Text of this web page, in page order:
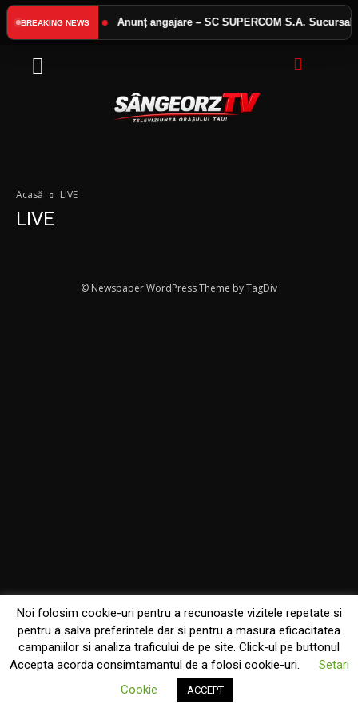
BREAKING NEWS
interes public Anunț angajare – SC SUPERCOM S.A.
Acasă LIVE
LIVE
© Newspaper WordPress Theme by TagDiv
Noi folosim cookie-uri pentru a recunoaste vizitele repetate si
pentru a salva preferintele dar si pentru a masura eficacitatea
campaniilor si analiza traficului de pe site. Click-ul pe buttonul
Accepta acorda consimtamantul de a folosi cookie-uri.
Setari
Cookie
ACCEPT